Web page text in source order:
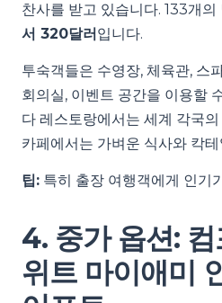
찬사를 받고 있습니다. 133개의
서 320달러입니다.
투숙객들은 수영장, 체육관, 스
회의실, 이벤트 공간을 이용할
다 레스토랑에서는 세계 각국
카페에서는 가벼운 식사와 칵
팁: 특히 출장 여행객에게 인기
4. 중가 옵션:
위트 마이애미